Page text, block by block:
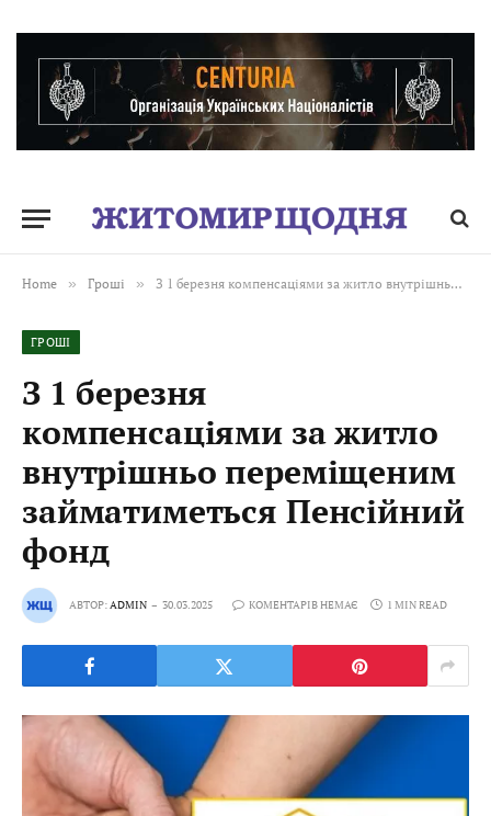
Home » Гроші » З 1 березня компенсаціями за житло внутрішньо переміщеним займатиметься Пенсійний фонд
ГРОШІ
З 1 березня
компенсаціями за житло
внутрішньо переміщеним
займатиметься Пенсійний
фонд
АВТОР:ADMIN 30.03.2025 КОМЕНТАРІВ НЕМАЄ 1 MIN READ